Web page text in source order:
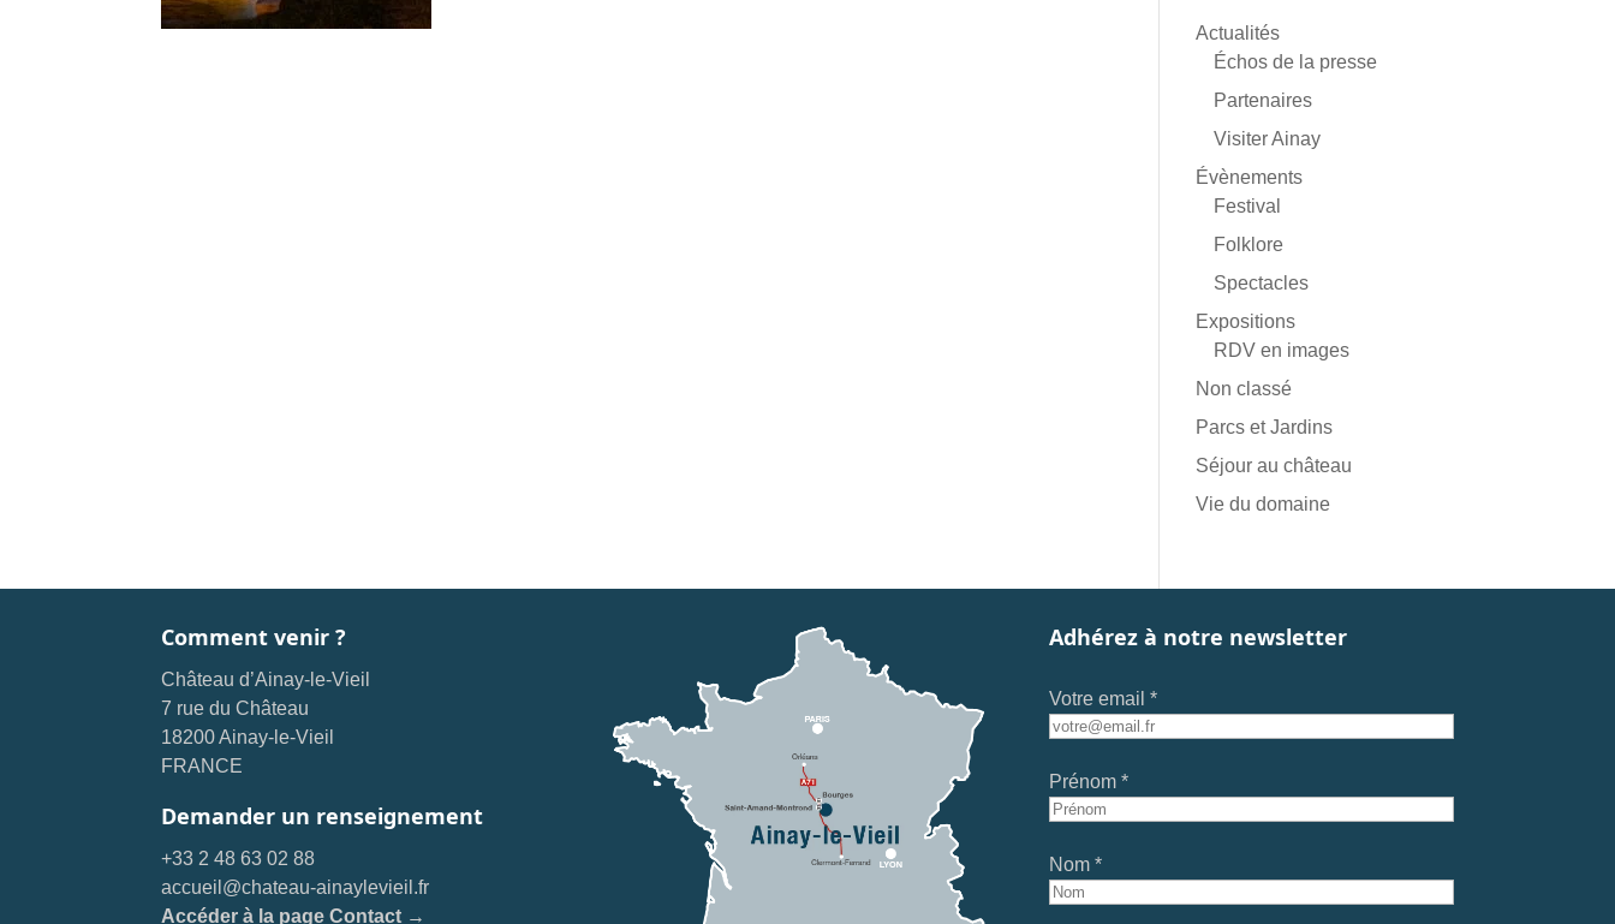
Actualités
Échos de la presse
Partenaires
Visiter Ainay
Évènements
Festival
Folklore
Spectacles
Expositions
RDV en images
Non classé
Parcs et Jardins
Séjour au château
Vie du domaine
Comment venir ?
Château d’Ainay-le-Vieil
7 rue du Château
18200 Ainay-le-Vieil
FRANCE
Demander un renseignement
+33 2 48 63 02 88
accueil@chateau-ainaylevieil.fr
Accéder à la page Contact →
Adhérez à notre newsletter
Votre email *
Prénom *
Nom *